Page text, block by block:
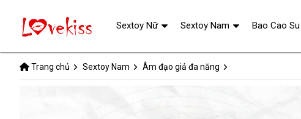
Trang chủ Sextoy Nam Âm đạo giả đa năng
Sextoy Nữ Sextoy Nam Bao Cao Su